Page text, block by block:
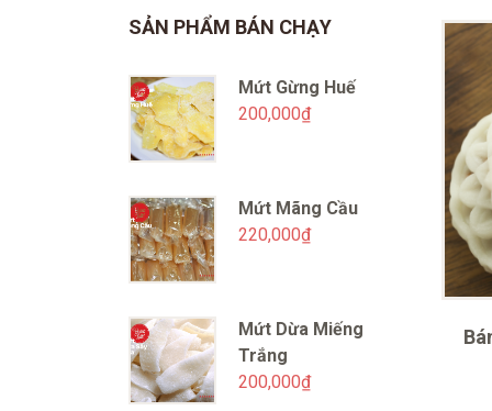
SẢN PHẨM BÁN CHẠY
Mứt Gừng Huế
200,000₫
Mứt Mãng Cầu
220,000₫
Mứt Dừa Miếng
Trắng
200,000₫